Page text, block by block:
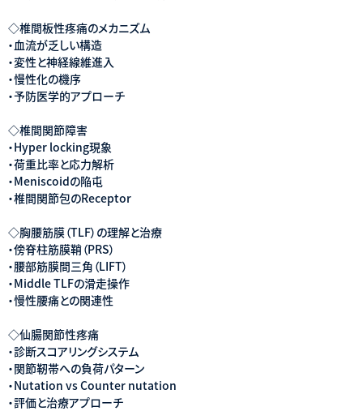
◇椎間板性疼痛のメカニズム
・血流が乏しい構造
・変性と神経線維進入
・慢性化の機序
・予防医学的アプローチ
◇椎間関節障害
・Hyper locking現象
・荷重比率と応力解析
・Meniscoidの陥屯
・椎間関節包のReceptor
◇胸腰筋膜（TLF）の理解と治療
・傍脊柱筋膜鞘（PRS）
・腰部筋膜間三角（LIFT）
・Middle TLFの滑走操作
・慢性腰痛との関連性
◇仙腸関節性疼痛
・診断スコアリングシステム
・関節靭帯への負荷パターン
・Nutation vs Counter nutation
・評価と治療アプローチ